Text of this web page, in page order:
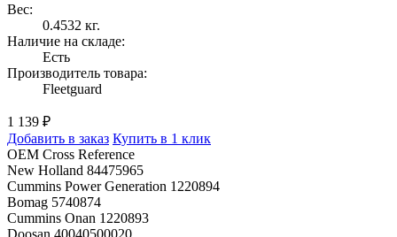
Вес:
0.4532 кг.
Наличие на складе:
Есть
Производитель товара:
Fleetguard
1 139 ₽
Добавить в заказ Купить в 1 клик
OEM Cross Reference
New Holland 84475965
Cummins Power Generation 1220894
Bomag 5740874
Cummins Onan 1220893
Doosan 40040500020